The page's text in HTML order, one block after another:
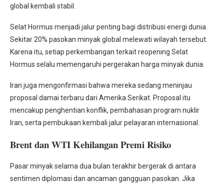
global kembali stabil.
Selat Hormus menjadi jalur penting bagi distribusi energi dunia.
Sekitar 20% pasokan minyak global melewati wilayah tersebut.
Karena itu, setiap perkembangan terkait reopening Selat
Hormus selalu memengaruhi pergerakan harga minyak dunia.
Iran juga mengonfirmasi bahwa mereka sedang meninjau
proposal damai terbaru dari Amerika Serikat. Proposal itu
mencakup penghentian konflik, pembahasan program nuklir
Iran, serta pembukaan kembali jalur pelayaran internasional.
Brent dan WTI Kehilangan Premi Risiko
Pasar minyak selama dua bulan terakhir bergerak di antara
sentimen diplomasi dan ancaman gangguan pasokan. Jika